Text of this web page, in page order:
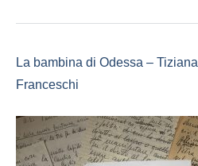
La bambina di Odessa –
Franceschi